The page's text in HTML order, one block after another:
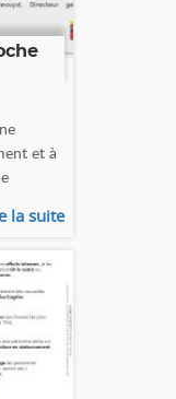
et à
la suite